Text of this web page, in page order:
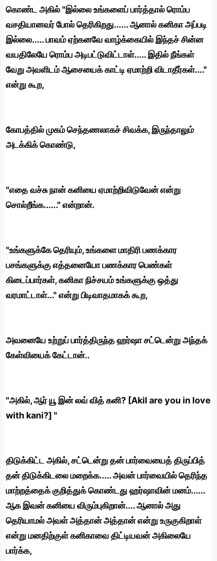
கொண்ட அகில் "இல்லை உங்களைப் பார்த்தால் ரொம்ப
வசதியானவர் போல் தெரிகிறது...... ஆனால் கனிகா அப்படி
இல்லை..... பாவம் ஏற்கனவே வாழ்க்கையில் இந்தச் சின்ன
வயதிலேயே ரொம்ப அடிபட்டுவிட்டாள்..... இதில் நீங்கள்
வேறு அவளிடம் ஆசையைக் காட்டி ஏமாற்றி விடாதீர்கள்...."
என்று கூற,
கோபத்தில் முகம் செந்தணலாகச் சிவக்க, இருந்தாலும்
அடக்கிக் கொண்டு,
"எதை வச்சு நான் கனியை ஏமாற்றிவிடுவேன் என்று
சொல்றீங்க......" என்றான்.
"உங்களுக்கே தெரியும், உங்களை மாதிரி பணக்கார
பசங்களுக்கு எத்தனையோ பணக்கார பெண்கள்
கிடைப்பார்கள், கனிகா நிச்சயம் உங்களுக்கு ஒத்து
வரமாட்டாள்..." என்று பிடிவாதமாகக் கூற,
அவனையே உற்றுப் பார்த்திருந்த ஹர்ஷா சட்டென்று அந்தக்
கேள்வியைக் கேட்டான்..
"அகில், ஆர் யூ இன் லவ் வித் கனி? [Akil are you in love
with kani?] "
திடுக்கிட்ட அகில், சட்டென்று தன் பார்வையைத் திருப்பித்
தன் திடுக்கிடலை மறைக்க..... அவன் பார்வையில் தெரிந்த
மாற்றத்தைக் குறித்துக் கொண்டது ஹர்ஷாவின் மனம்......
ஆக இவன் கனியை விரும்புகிறான்.... ஆனால் அது
தெரியாமல் அவள் அத்தான் அத்தான் என்று உருகுகிறாள்
என்று மனதிற்குள் கனிகாவை திட்டியவன் அகிலையே
பார்க்க,